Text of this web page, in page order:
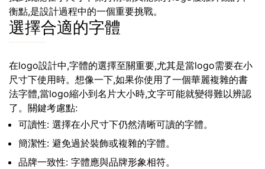
衡點,是設計過程中的一個重要挑戰。
選擇合適的字體
在logo設計中,字體的選擇至關重要,尤其是當logo需要在小
尺寸下使用時。想像一下,如果你使用了一個華麗複雜的書
法字體,當logo縮小到名片大小時,文字可能就變得難以辨認
了。關鍵考慮點:
可讀性: 選擇在小尺寸下仍然清晰可讀的字體。
簡潔性: 避免過於裝飾或複雜的字體。
品牌一致性: 字體應與品牌形象相符。